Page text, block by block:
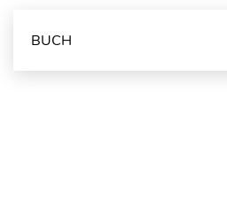
BUCH